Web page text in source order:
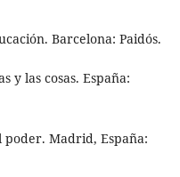
Barcelona: Paidós.
y las cosas. España:
poder. Madrid, España: